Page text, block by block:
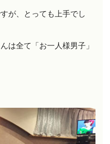
が、とっても上手でし
は全て「お一人様男子」